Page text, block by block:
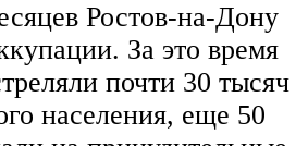
Ростов-на-Дону
За это время
почти 30 тысяч
населения, еще 50